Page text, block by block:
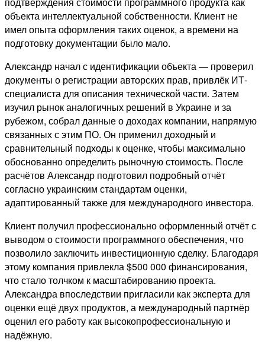
объекта интеллектуальной собственности. Клиент не
имел опыта оформления таких оценок, а времени на
подготовку документации было мало.
Александр начал с идентификации объекта — проверил
документы о регистрации авторских прав, привлёк ИТ-
специалиста для описания технической части. Затем
изучил рынок аналогичных решений в Украине и за
рубежом, собрал данные о доходах компании, напрямую
связанных с этим ПО. Он применил доходный и
сравнительный подходы к оценке, чтобы максимально
обоснованно определить рыночную стоимость. После
расчётов Александр подготовил подробный отчёт
согласно украинским стандартам оценки,
адаптированный также для международного инвестора.
Клиент получил профессионально оформленный отчёт с
выводом о стоимости программного обеспечения, что
позволило заключить инвестиционную сделку. Благодаря
этому компания привлекла $500 000 финансирования,
что стало толчком к масштабированию проекта.
Александра впоследствии пригласили как эксперта для
оценки ещё двух продуктов, а международный партнёр
оценил его работу как высокопрофессиональную и
надёжную.